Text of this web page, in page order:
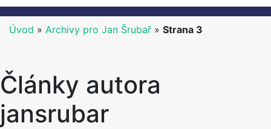
Úvod » Archivy pro Jan Šrubař » Strana 3
Články autora
jansrubar